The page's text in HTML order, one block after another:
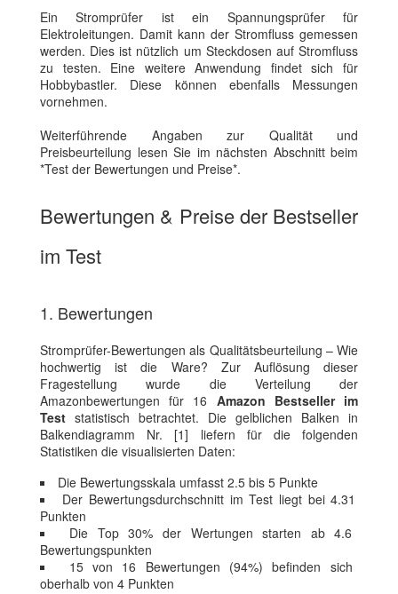
Ein Stromprüfer ist ein Spannungsprüfer für
Elektroleitungen. Damit kann der Stromfluss gemessen
werden. Dies ist nützlich um Steckdosen auf Stromfluss
zu testen. Eine weitere Anwendung findet sich für
Hobbybastler. Diese können ebenfalls Messungen
vornehmen.
Weiterführende Angaben zur Qualität und
Preisbeurteilung lesen Sie im nächsten Abschnitt beim
*Test der Bewertungen und Preise*.
Bewertungen & Preise der Bestseller
im Test
1. Bewertungen
Stromprüfer-Bewertungen als Qualitätsbeurteilung – Wie
hochwertig ist die Ware? Zur Auflösung dieser
Fragestellung wurde die Verteilung der
Amazonbewertungen für 16 Amazon Bestseller im
Test statistisch betrachtet. Die gelblichen Balken in
Balkendiagramm Nr. [1] liefern für die folgenden
Statistiken die visualisierten Daten:
Die Bewertungsskala umfasst 2.5 bis 5 Punkte
Der Bewertungsdurchschnitt im Test liegt bei 4.31
Punkten
Die Top 30% der Wertungen starten ab 4.6
Bewertungspunkten
15 von 16 Bewertungen (94%) befinden sich
oberhalb von 4 Punkten